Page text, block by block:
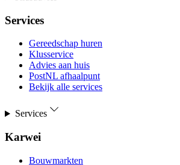
Services
Gereedschap huren
Klusservice
Advies aan huis
PostNL afhaalpunt
Bekijk alle services
Services
Karwei
Bouwmarkten